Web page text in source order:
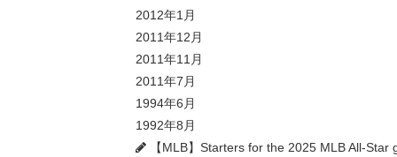
2012年1月
2011年12月
2011年11月
2011年7月
1994年6月
1992年8月
【MLB】Starters for the 2025 MLB All-